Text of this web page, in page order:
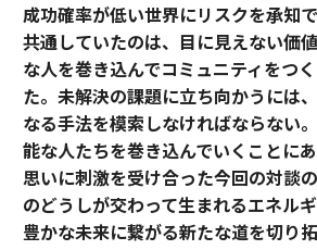
成功確率が低い世界にリスクを承知
共通していたのは、目に見えない価
な人を巻き込んでコミュニティをつ
た。未解決の課題に立ち向かうには
なる手法を模索しなければならない
能な人たちを巻き込んでいくことに
思いに刺激を受け合った今回の対談
のどうしが交わって生まれるエネル
豊かな未来に繋がる新たな道を切り拓